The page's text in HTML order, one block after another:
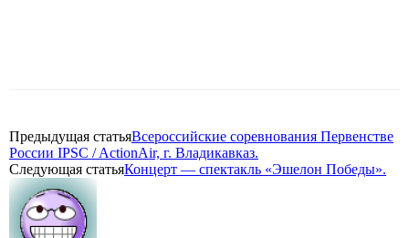
Предыдущая статьяВсероссийские соревнования Первенстве
России IPSC / ActionAir, г. Владикавказ.
Следующая статьяКонцерт — спектакль «Эшелон Победы».